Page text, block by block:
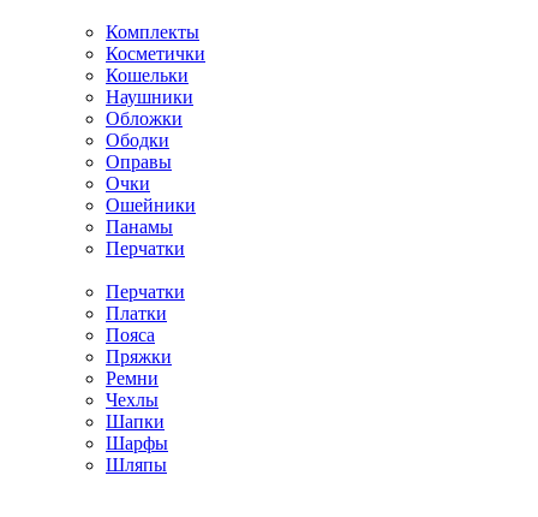
Комплекты
Косметички
Кошельки
Наушники
Обложки
Ободки
Оправы
Очки
Ошейники
Панамы
Перчатки
Перчатки
Платки
Пояса
Пряжки
Ремни
Чехлы
Шапки
Шарфы
Шляпы